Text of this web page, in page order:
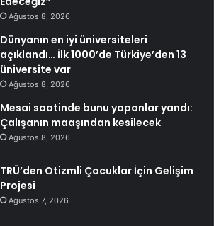
Ağustos 8, 2026
Dünyanın en iyi üniversiteleri
açıklandı… İlk 1000’de Türkiye’den 13
üniversite var
Ağustos 8, 2026
Mesai saatinde bunu yapanlar yandı:
Çalışanın maaşından kesilecek
Ağustos 8, 2026
TRÜ’den Otizmli Çocuklar İçin Gelişim
Projesi
Ağustos 7, 2026